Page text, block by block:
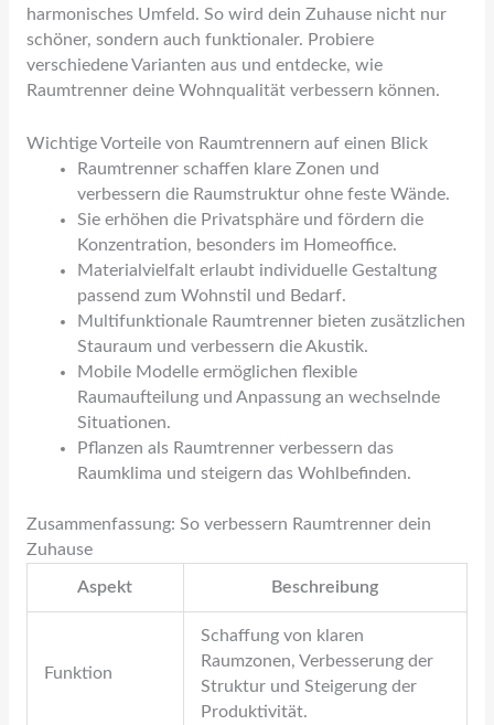
harmonisches Umfeld. So wird dein Zuhause nicht nur
schöner, sondern auch funktionaler. Probiere
verschiedene Varianten aus und entdecke, wie
Raumtrenner deine Wohnqualität verbessern können.
Wichtige Vorteile von Raumtrennern auf einen Blick
Raumtrenner schaffen klare Zonen und
verbessern die Raumstruktur ohne feste Wände.
Sie erhöhen die Privatsphäre und fördern die
Konzentration, besonders im Homeoffice.
Materialvielfalt erlaubt individuelle Gestaltung
passend zum Wohnstil und Bedarf.
Multifunktionale Raumtrenner bieten zusätzlichen
Stauraum und verbessern die Akustik.
Mobile Modelle ermöglichen flexible
Raumaufteilung und Anpassung an wechselnde
Situationen.
Pflanzen als Raumtrenner verbessern das
Raumklima und steigern das Wohlbefinden.
Zusammenfassung: So verbessern Raumtrenner dein
Zuhause
Aspekt Beschreibung
Funktion
Schaffung von klaren
Raumzonen, Verbesserung der
Struktur und Steigerung der
Produktivität.